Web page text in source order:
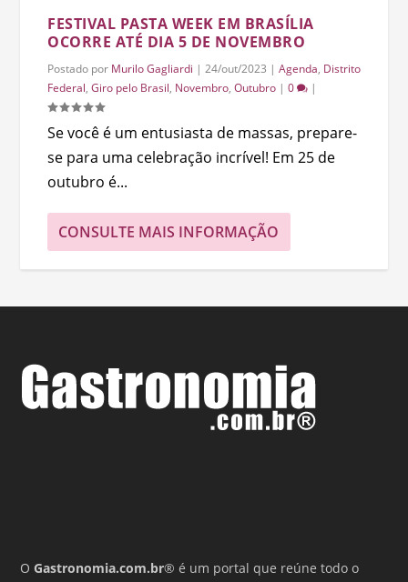
FESTIVAL PASTA WEEK EM BRASÍLIA
OCORRE ATÉ DIA 5 DE NOVEMBRO
Postado por Murilo Gagliardi |24/out/2023 |Agenda, Distrito
Federal,Giro pelo Brasil, Novembro,Outubro |0 |
Se você é um entusiasta de massas, prepare-
se para uma celebração incrível! Em 25 de
outubro é...
CONSULTE MAIS INFORMAÇÃO
OGastronomia.com.br® é um portal que reúne todo o